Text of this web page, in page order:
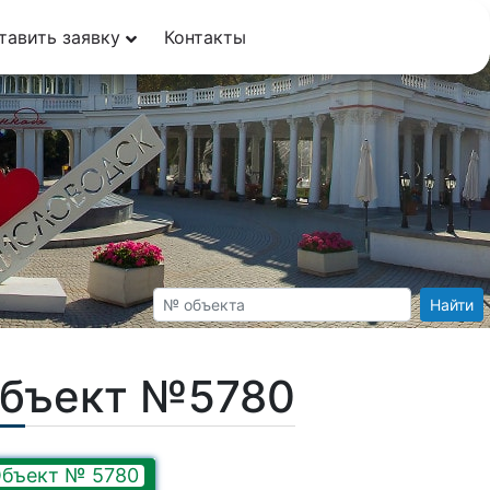
заявку Контакты
Найти
№5780
№ 5780